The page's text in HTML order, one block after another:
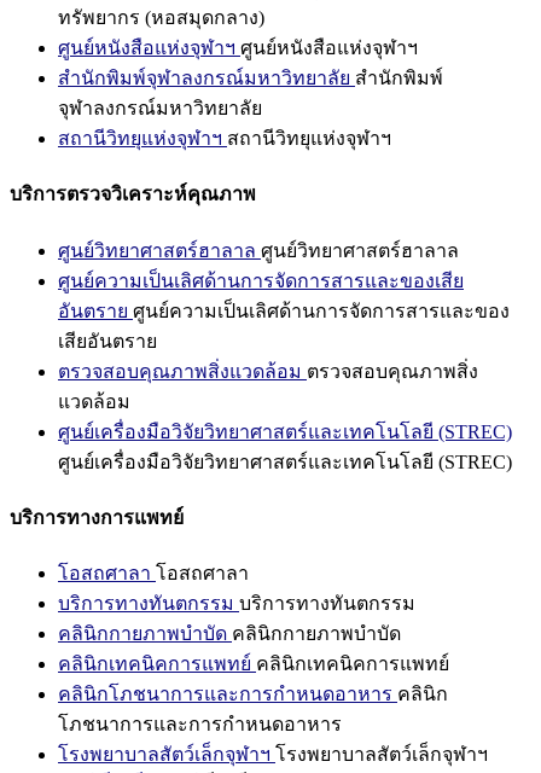
ทรัพยากร (หอสมุดกลาง)
ศูนย์หนังสือแห่งจุฬาฯ ศูนย์หนังสือแห่งจุฬาฯ
สำนักพิมพ์จุฬาลงกรณ์มหาวิทยาลัย สำนักพิมพ์
จุฬาลงกรณ์มหาวิทยาลัย
สถานีวิทยุแห่งจุฬาฯ สถานีวิทยุแห่งจุฬาฯ
บริการตรวจวิเคราะห์คุณภาพ
ศูนย์วิทยาศาสตร์ฮาลาล ศูนย์วิทยาศาสตร์ฮาลาล
ศูนย์ความเป็นเลิศด้านการจัดการสารและของเสีย
อันตราย ศูนย์ความเป็นเลิศด้านการจัดการสารและของ
เสียอันตราย
ตรวจสอบคุณภาพสิ่งแวดล้อม ตรวจสอบคุณภาพสิ่ง
แวดล้อม
ศูนย์เครื่องมือวิจัยวิทยาศาสตร์และเทคโนโลยี (STREC)
ศูนย์เครื่องมือวิจัยวิทยาศาสตร์และเทคโนโลยี (STREC)
บริการทางการแพทย์
โอสถศาลา โอสถศาลา
บริการทางทันตกรรม บริการทางทันตกรรม
คลินิกกายภาพบำบัด คลินิกกายภาพบำบัด
คลินิกเทคนิคการแพทย์ คลินิกเทคนิคการแพทย์
คลินิกโภชนาการและการกำหนดอาหาร คลินิก
โภชนาการและการกำหนดอาหาร
โรงพยาบาลสัตว์เล็กจุฬาฯ โรงพยาบาลสัตว์เล็กจุฬาฯ